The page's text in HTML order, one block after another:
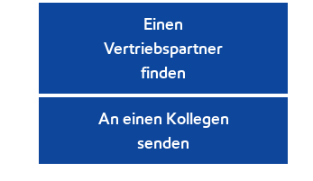
Einen
Vertriebspartner
finden
An einen Kollegen
senden